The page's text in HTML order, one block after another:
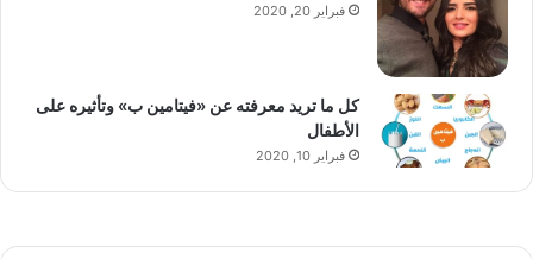
فبراير 20, 2020
كل ما تريد معرفته عن «فيتامين ب» وتأثيره على
الأطفال
فبراير 10, 2020